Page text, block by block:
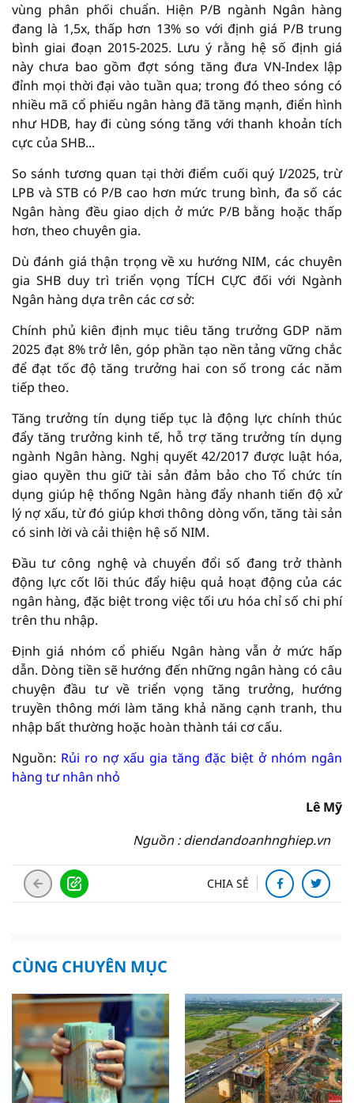
vùng phân phối chuẩn. Hiện P/B ngành Ngân hàng
đang là 1,5x, thấp hơn 13% so với định giá P/B trung
bình giai đoạn 2015-2025. Lưu ý rằng hệ số định giá
này chưa bao gồm đợt sóng tăng đưa VN-Index lập
đỉnh mọi thời đại vào tuần qua; trong đó theo sóng có
nhiều mã cổ phiếu ngân hàng đã tăng mạnh, điển hình
như HDB, hay đi cùng sóng tăng với thanh khoản tích
cực của SHB...
So sánh tương quan tại thời điểm cuối quý I/2025, trừ
LPB và STB có P/B cao hơn mức trung bình, đa số các
Ngân hàng đều giao dịch ở mức P/B bằng hoặc thấp
hơn, theo chuyên gia.
Dù đánh giá thận trọng về xu hướng NIM, các chuyên
gia SHB duy trì triển vọng TÍCH CỰC đối với Ngành
Ngân hàng dựa trên các cơ sở:
Chính phủ kiên định mục tiêu tăng trưởng GDP năm
2025 đạt 8% trở lên, góp phần tạo nền tảng vững chắc
để đạt tốc độ tăng trưởng hai con số trong các năm
tiếp theo.
Tăng trưởng tín dụng tiếp tục là động lực chính thúc
đẩy tăng trưởng kinh tế, hỗ trợ tăng trưởng tín dụng
ngành Ngân hàng. Nghị quyết 42/2017 được luật hóa,
giao quyền thu giữ tài sản đảm bảo cho Tổ chức tín
dụng giúp hệ thống Ngân hàng đẩy nhanh tiến độ xử
lý nợ xấu, từ đó giúp khơi thông dòng vốn, tăng tài sản
có sinh lời và cải thiện hệ số NIM.
Đầu tư công nghệ và chuyển đổi số đang trở thành
động lực cốt lõi thúc đẩy hiệu quả hoạt động của các
ngân hàng, đặc biệt trong việc tối ưu hóa chỉ số chi phí
trên thu nhập.
Định giá nhóm cổ phiếu Ngân hàng vẫn ở mức hấp
dẫn. Dòng tiền sẽ hướng đến những ngân hàng có câu
chuyện đầu tư về triển vọng tăng trưởng, hướng
truyền thông mới làm tăng khả năng cạnh tranh, thu
nhập bất thường hoặc hoàn thành tái cơ cấu.
Nguồn: Rủi ro nợ xấu gia tăng đặc biệt ở nhóm ngân
hàng tư nhân nhỏ
Lê Mỹ
Nguồn : diendandoanhnghiep.vn
CHIA SẺ
CÙNG CHUYÊN MỤC